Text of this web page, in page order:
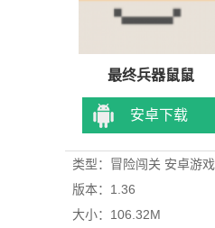
最终兵器鼠鼠
安卓下载
类型：冒险闯关 安卓游戏
版本：1.36
大小：106.32M